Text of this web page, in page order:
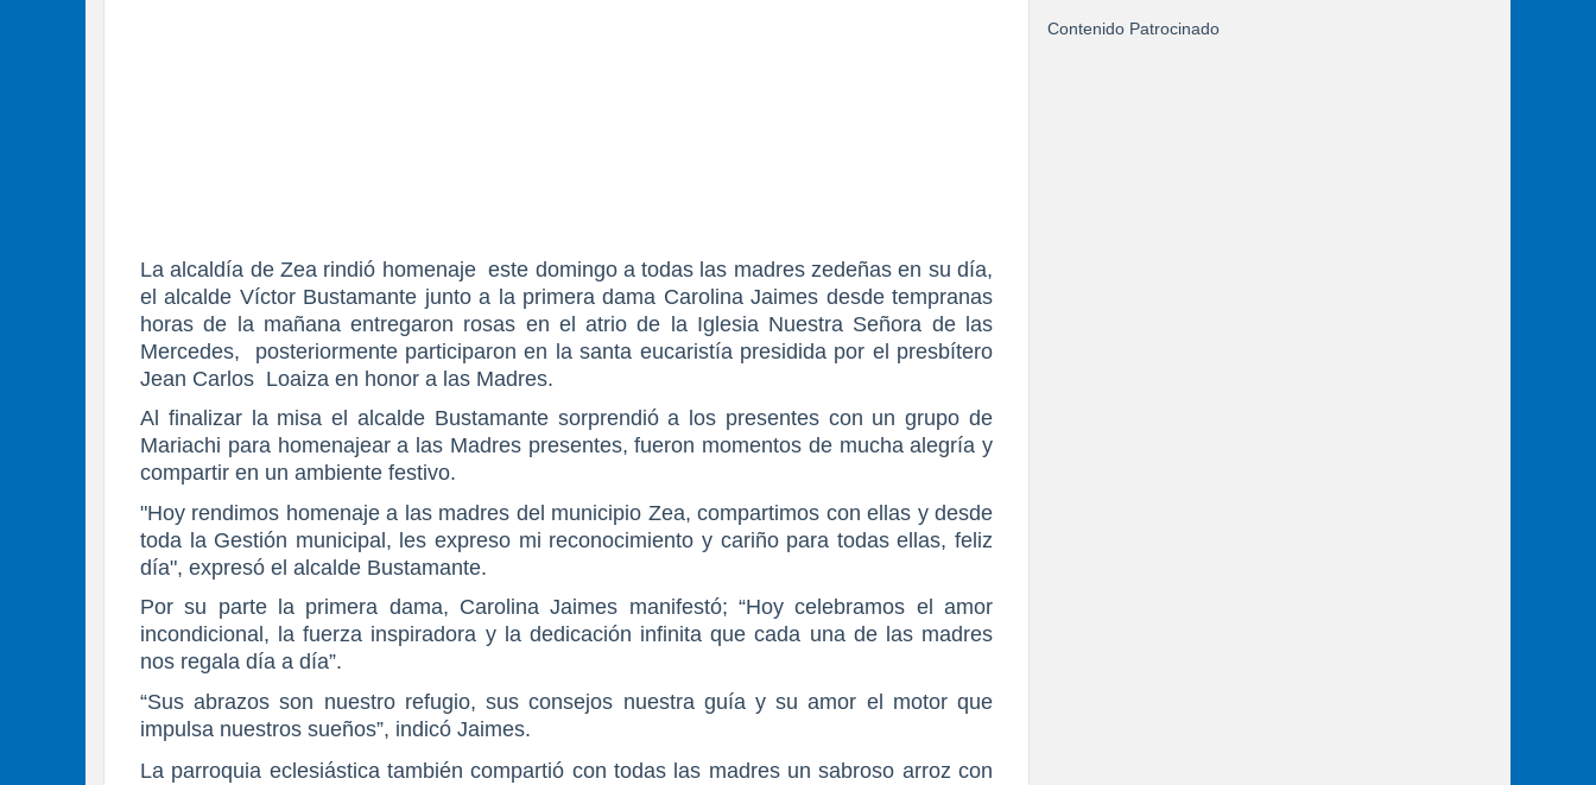
La alcaldía de Zea rindió homenaje este domingo a todas las madres zedeñas en su día,
el alcalde Víctor Bustamante junto a la primera dama Carolina Jaimes desde tempranas
horas de la mañana entregaron rosas en el atrio de la Iglesia Nuestra Señora de las
Mercedes, posteriormente participaron en la santa eucaristía presidida por el presbítero
Jean Carlos Loaiza en honor a las Madres.
Al finalizar la misa el alcalde Bustamante sorprendió a los presentes con un grupo de
Mariachi para homenajear a las Madres presentes, fueron momentos de mucha alegría y
compartir en un ambiente festivo.
"Hoy rendimos homenaje a las madres del municipio Zea, compartimos con ellas y desde
toda la Gestión municipal, les expreso mi reconocimiento y cariño para todas ellas, feliz
día", expresó el alcalde Bustamante.
Por su parte la primera dama, Carolina Jaimes manifestó; “Hoy celebramos el amor
incondicional, la fuerza inspiradora y la dedicación infinita que cada una de las madres
nos regala día a día”.
“Sus abrazos son nuestro refugio, sus consejos nuestra guía y su amor el motor que
impulsa nuestros sueños”, indicó Jaimes.
La parroquia eclesiástica también compartió con todas las madres un sabroso arroz con
Contenido Patrocinado